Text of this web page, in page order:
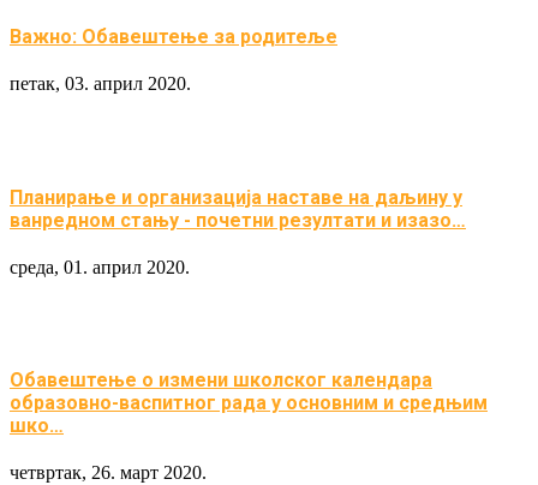
Важно: Обавештење за родитеље
петак, 03. април 2020.
Планирање и организација наставе на даљину у
ванредном стању - почетни резултати и изазо…
среда, 01. април 2020.
Обавештење о измени школског календара
образовно-васпитног рада у основним и средњим
шко…
четвртак, 26. март 2020.